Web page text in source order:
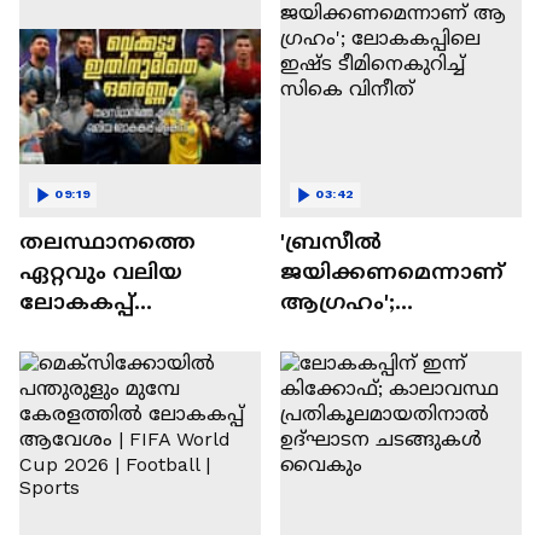
തലസ്ഥാനത്തെ
ഏറ്റവും വലിയ
ലോകകപ്പ്
പനവൂരിലെ
ഫുട്ബോൾ
പ്രേമികൾ | FIFA
World Cup | Football
09:19
'ബ്രസീൽ
ജയിക്കണമെന്നാണ്
ആ​ഗ്രഹം';
ടീമിനെകുറിച്ച് സികെ
വിനീത്
03:42